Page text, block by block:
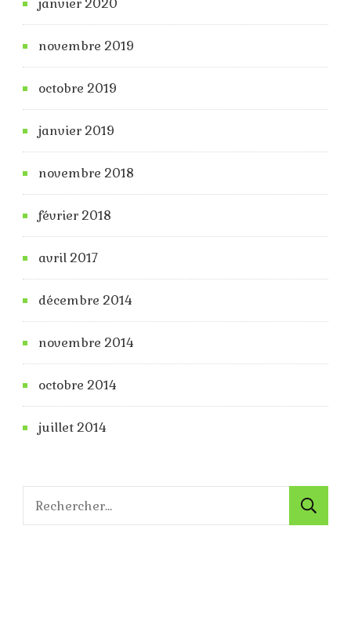
janvier 2020
novembre 2019
octobre 2019
janvier 2019
novembre 2018
février 2018
avril 2017
décembre 2014
novembre 2014
octobre 2014
juillet 2014
Rechercher :